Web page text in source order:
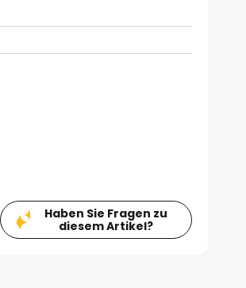
Haben Sie Fragen zu
diesem Artikel?